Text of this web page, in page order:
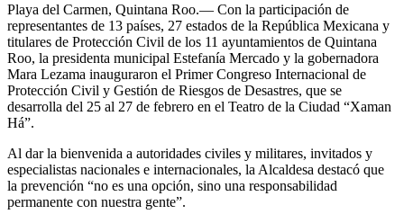
Playa del Carmen, Quintana Roo.— Con la participación de
representantes de 13 países, 27 estados de la República Mexicana y
titulares de Protección Civil de los 11 ayuntamientos de Quintana
Roo, la presidenta municipal Estefanía Mercado y la gobernadora
Mara Lezama inauguraron el Primer Congreso Internacional de
Protección Civil y Gestión de Riesgos de Desastres, que se
desarrolla del 25 al 27 de febrero en el Teatro de la Ciudad “Xaman
Há”.
Al dar la bienvenida a autoridades civiles y militares, invitados y
especialistas nacionales e internacionales, la Alcaldesa destacó que
la prevención “no es una opción, sino una responsabilidad
permanente con nuestra gente”.